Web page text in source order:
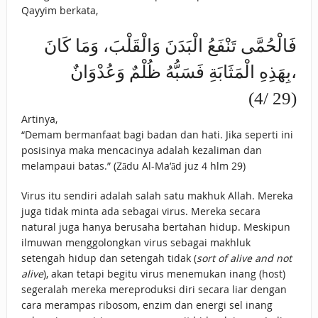
Qayyim berkata,
فَالْحُمَّى تَنْفَعُ الْبَدَنَ وَالْقَلْبَ، وَمَا كَانَ
بِهَذِهِ الْمَثَابَةِ فَسَبُّهُ ظُلْمٌ وَعُدْوَانٌ،
(4/ 29)
Artinya,
“Demam bermanfaat bagi badan dan hati. Jika seperti ini
posisinya maka mencacinya adalah kezaliman dan
melampaui batas.” (Zādu Al-Ma’ād juz 4 hlm 29)
Virus itu sendiri adalah salah satu makhuk Allah. Mereka
juga tidak minta ada sebagai virus. Mereka secara
natural juga hanya berusaha bertahan hidup. Meskipun
ilmuwan menggolongkan virus sebagai makhluk
setengah hidup dan setengah tidak (sort of alive and not
alive), akan tetapi begitu virus menemukan inang (host)
segeralah mereka mereproduksi diri secara liar dengan
cara merampas ribosom, enzim dan energi sel inang